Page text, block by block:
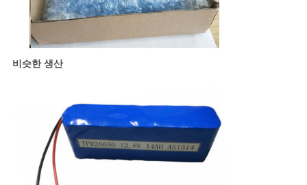
비슷한 생산